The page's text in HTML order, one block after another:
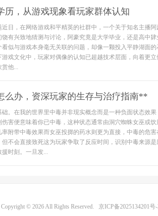
历，从游戏现象看玩家群体认知
日，在网络游戏和平精英的社群中，一个关于知名主播阿
有兴致地猜测与讨论，阿豪究竟是大学毕业，还是高中
似与游戏本身毫无关联的问题，却像一颗投入平静湖面的
戏文化中，玩家对偶像的认知已超越技术层面，向着更
他...
么办，资深玩家的生存与治疗指南**
。在我的世界里中毒并非现实概念而是一种负面状态效果
害便意味着你已中毒，这种状态通常由洞穴蜘蛛女巫或饮
附带中毒效果而女巫投掷的药水则更为直接，中毒的危害
不会直接致死这为玩家争取了反应时间，识别中毒来源是
时刻。一旦发...
Copyright © 2026 All Rights Reserved. 京ICP备2025134201号